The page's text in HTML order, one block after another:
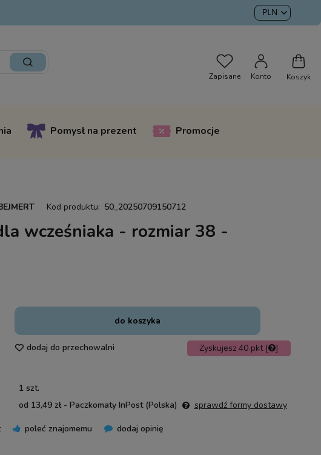
Pomysł na prezent Promocje
Kod produktu: 50_20250709150712
wcześniaka - rozmiar 38 -
do koszyka
Zyskujesz40 pkt [ ]
dodaj do przechowalni
1 szt.
od 13,49 zł - Paczkomaty InPost (Polska)
Cena nie zawiera ewentualnych kosztów
sprawdź formy dostawy
poleć znajomemu dodaj opinię